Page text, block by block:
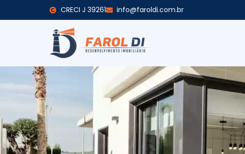
CRECI J 39261 info@faroldi.com.br